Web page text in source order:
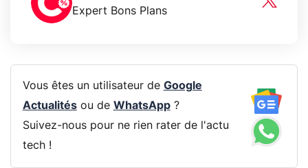
Expert Bons Plans
Vous êtes un utilisateur de Google
Actualitésou de WhatsApp?
Suivez-nous pour ne rien rater de l'actu
tech !